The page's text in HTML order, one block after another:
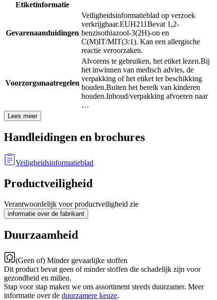
Etiketinformatie
Gevarenaanduidingen
Veiligheidsinformatieblad op verzoek
verkrijgbaar.EUH211Bevat 1,2-
benzisothiazool-3(2H)-on en
C(M)IT/MIT(3:1). Kan een allergische
reactie veroorzaken.
Voorzorgsmaatregelen
Alvorens te gebruiken, het etiket lezen.Bij
het inwinnen van medisch advies, de
verpakking of het etiket ter beschikking
houden.Buiten het bereik van kinderen
houden.Inhoud/verpakking afvoeren naar
…
Lees meer
Handleidingen en brochures
Veiligheidsinformatieblad
Productveiligheid
Verantwoordelijk voor productveiligheid zie
informatie over de fabrikant
Duurzaamheid
(Geen of) Minder gevaarlijke stoffen
Dit product bevat geen of minder stoffen die schadelijk zijn voor
gezondheid en milieu.
Stap voor stap maken we ons assortiment steeds duurzamer. Meer
informatie over de duurzamere keuze.